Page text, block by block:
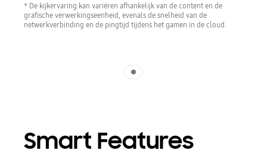
* De kijkervaring kan variëren afhankelijk van de content en de
grafische verwerkingseenheid, evenals de snelheid van de
netwerkverbinding en de pingtijd tijdens het gamen in de cloud.
Smart Features